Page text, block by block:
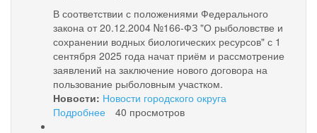
В соответствии с положениями Федерального
закона от 20.12.2004 №166-ФЗ "О рыболовстве и
сохранении водных биологических ресурсов" с 1
сентября 2025 года начат приём и рассмотрение
заявлений на заключение нового договора на
пользование рыболовным участком.
Новости: Новости городского округа
Подробнее
40 просмотров